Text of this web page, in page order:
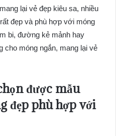
lại vẻ đẹp kiêu sa, nhiều
đẹp và phù hợp với móng
bi, đường kẻ mảnh hay
cho móng ngắn, mang lại vẻ
được mẫu
đẹp phù hợp với